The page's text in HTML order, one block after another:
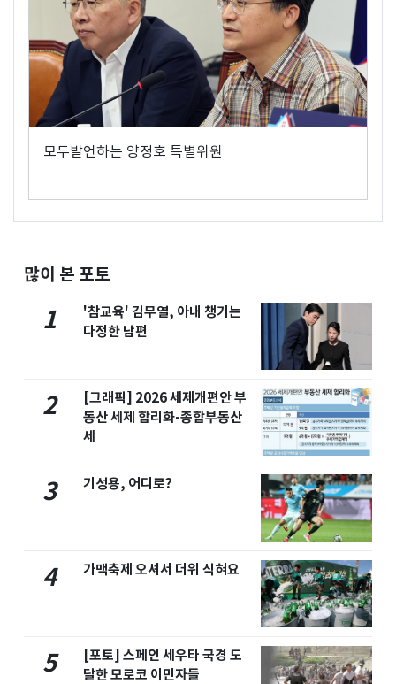
모두발언하는 양정호 특별위원
많이 본 포토
1
'참교육' 김무열, 아내 챙기는
다정한 남편
2
[그래픽] 2026 세제개편안 부
동산 세제 합리화-종합부동산
세
3 기성용, 어디로?
4 가맥축제 오셔서 더위 식혀요
5
[포토] 스페인 세우타 국경 도
달한 모로코 이민자들